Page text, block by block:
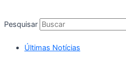
Pesquisar
Últimas Notícias